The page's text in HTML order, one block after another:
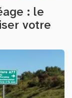
: le
votre